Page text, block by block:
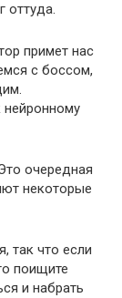
оттуда.
примет нас
с боссом,
очередная
некоторые
так что если
поищите
и набрать